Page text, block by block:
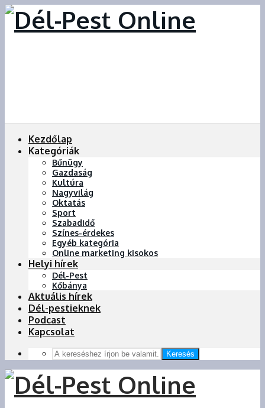
Kezdőlap
Kategóriák
Bűnügy
Gazdaság
Kultúra
Nagyvilág
Oktatás
Sport
Szabadidő
Színes-érdekes
Egyéb kategória
Online marketing kisokos
Helyi hírek
Dél-Pest
Kőbánya
Aktuális hírek
Dél-pestieknek
Podcast
Kapcsolat
Keresés